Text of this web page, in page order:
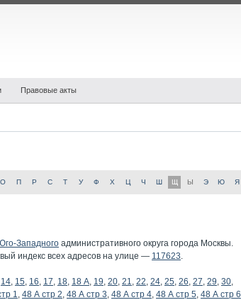
Правовые акты
О П Р С Т У Ф Х Ц Ч Ш Щ Ы Э Ю Я
Западного административного округа города Москвы.
индекс всех адресов на улице — 117623.
14, 15, 16, 17, 18, 18 А, 19, 20, 21, 22, 24, 25, 26, 27, 29, 30,
1, 48 А стр 2, 48 А стр 3, 48 А стр 4, 48 А стр 5, 48 А стр 6